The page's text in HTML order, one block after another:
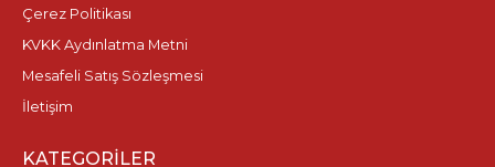
Çerez Politikası
KVKK Aydınlatma Metni
Mesafeli Satış Sözleşmesi
İletişim
KATEGORILER